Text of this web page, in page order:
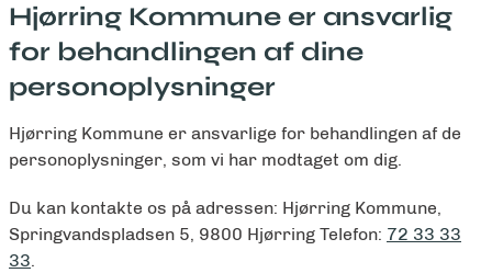
Hjørring Kommune er ansvarlig
for behandlingen af dine
personoplysninger
Hjørring Kommune er ansvarlige for behandlingen af de
personoplysninger, som vi har modtaget om dig.
Du kan kontakte os på adressen: Hjørring Kommune,
Springvandspladsen 5, 9800 Hjørring Telefon: 72 33 33
33.